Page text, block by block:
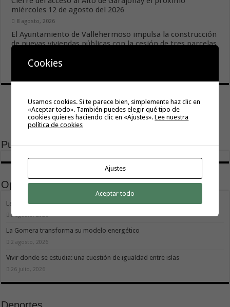
miércoles 12 de agosto del 2026
8 agosto, 2026
El Ayuntamiento de Vallehermoso impulsa la construcción
de nuevas viviendas públicas con la cesión de tres parcelas
8 agosto, 2026
Publicidad
Opinión
La movilidad también construye isla
9 agosto, 2026
La Gomera transforma su modelo energético
2 agosto, 2026
Vivir donde se estudia: una cuestión de igualdad entre islas
26 julio, 2026
Deportes
Cookies
Usamos cookies. Si te parece bien, simplemente haz clic en
«Aceptar todo». También puedes elegir qué tipo de
cookies quieres haciendo clic en «Ajustes».Lee nuestra
política de cookies
Ajustes
Aceptar todo